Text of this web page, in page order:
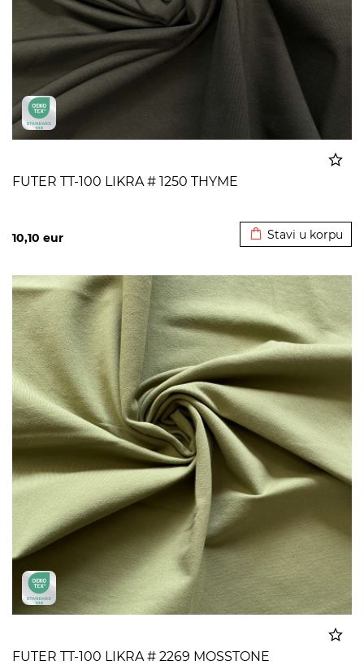
FUTER TT-100 LIKRA # 1250 THYME
10,10 eur Stavi u korpu
FUTER TT-100 LIKRA # 2269 MOSSTONE